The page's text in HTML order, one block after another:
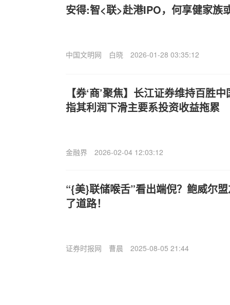
安得:智<联>赴港IPO，何享健家族
中国文明网 白晓 2026-01-28 03:35:12
【券‘商’聚焦】长江证券维持百胜
指其利润下滑主要系投资收益拖累
金融界 2026-02-04 12:03:12
“{美}联储喉舌”看出端倪？鲍威尔
了道路！
证券时报网 曹晨 2025-08-05 21:44